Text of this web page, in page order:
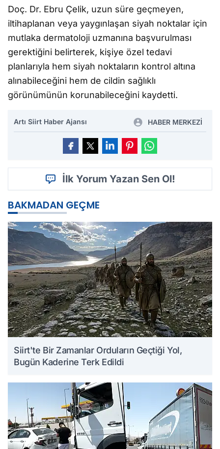
Doç. Dr. Ebru Çelik, uzun süre geçmeyen,
iltihaplanan veya yaygınlaşan siyah noktalar için
mutlaka dermatoloji uzmanına başvurulması
gerektiğini belirterek, kişiye özel tedavi
planlarıyla hem siyah noktaların kontrol altına
alınabileceğini hem de cildin sağlıklı
görünümünün korunabileceğini kaydetti.
Artı Siirt Haber Ajansı HABER MERKEZİ
İlk Yorum Yazan Sen Ol!
BAKMADAN GEÇME
Siirt'te Bir Zamanlar Orduların Geçtiği Yol,
Bugün Kaderine Terk Edildi